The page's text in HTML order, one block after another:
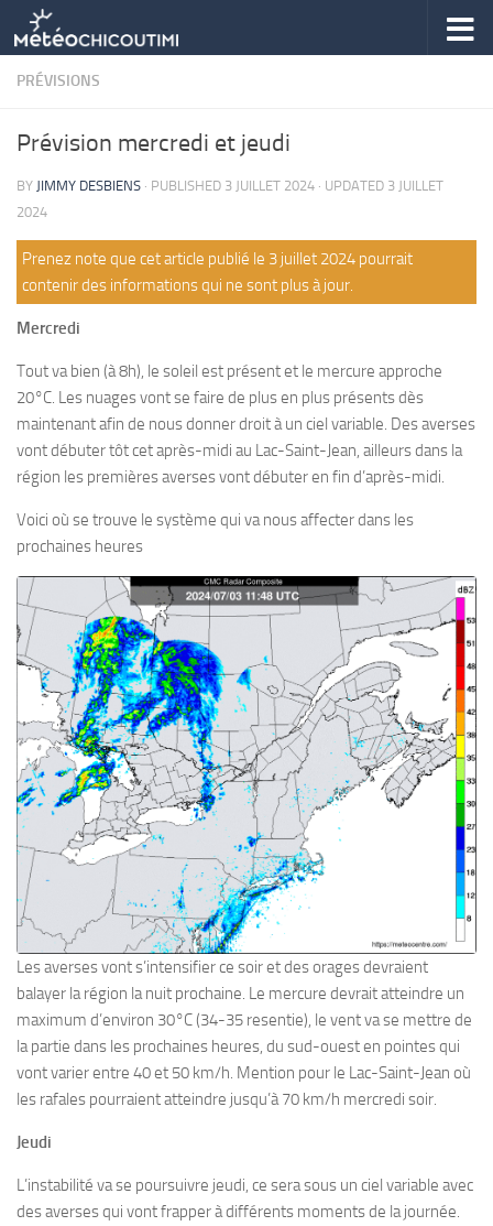
Skip to content
PRÉVISIONS
Prévision mercredi et jeudi
BY JIMMY DESBIENS · PUBLISHED 3 JUILLET 2024 · UPDATED 3 JUILLET
2024
Prenez note que cet article publié le 3 juillet 2024 pourrait
contenir des informations qui ne sont plus à jour.
Mercredi
Tout va bien (à 8h), le soleil est présent et le mercure approche
20°C. Les nuages vont se faire de plus en plus présents dès
maintenant afin de nous donner droit à un ciel variable. Des averses
vont débuter tôt cet après-midi au Lac-Saint-Jean, ailleurs dans la
région les premières averses vont débuter en fin d’après-midi.
Voici où se trouve le système qui va nous affecter dans les
prochaines heures
Les averses vont s’intensifier ce soir et des orages devraient
balayer la région la nuit prochaine. Le mercure devrait atteindre un
maximum d’environ 30°C (34-35 resentie), le vent va se mettre de
la partie dans les prochaines heures, du sud-ouest en pointes qui
vont varier entre 40 et 50 km/h. Mention pour le Lac-Saint-Jean où
les rafales pourraient atteindre jusqu’à 70 km/h mercredi soir.
Jeudi
L’instabilité va se poursuivre jeudi, ce sera sous un ciel variable avec
des averses qui vont frapper à différents moments de la journée.